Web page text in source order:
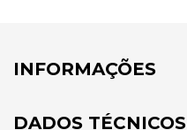
INFORMAÇÕES
DADOS TÉCNICOS